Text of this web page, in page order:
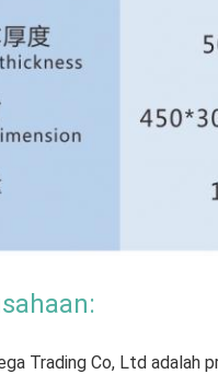
Trading Co, Ltd adalah